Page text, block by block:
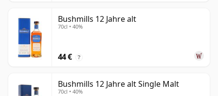
Bushmills 12 Jahre alt
70cl • 40%
44 € ?
Bushmills 12 Jahre alt Single Malt
70cl • 40%